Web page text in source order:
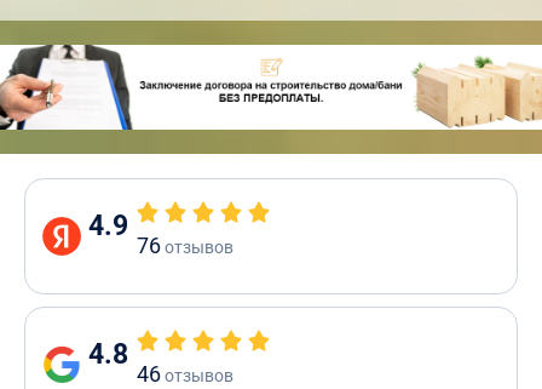
4.9
76отзывов
4.8
46отзывов